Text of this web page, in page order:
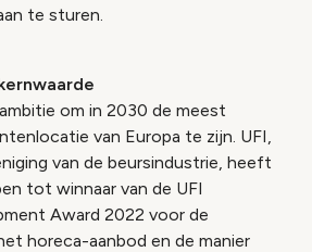
te sturen.
om in 2030 de meest
van Europa te zijn. UFI,
van de beursindustrie, heeft
tot winnaar van de UFI
Award 2022 voor de
horeca-aanbod en de manier